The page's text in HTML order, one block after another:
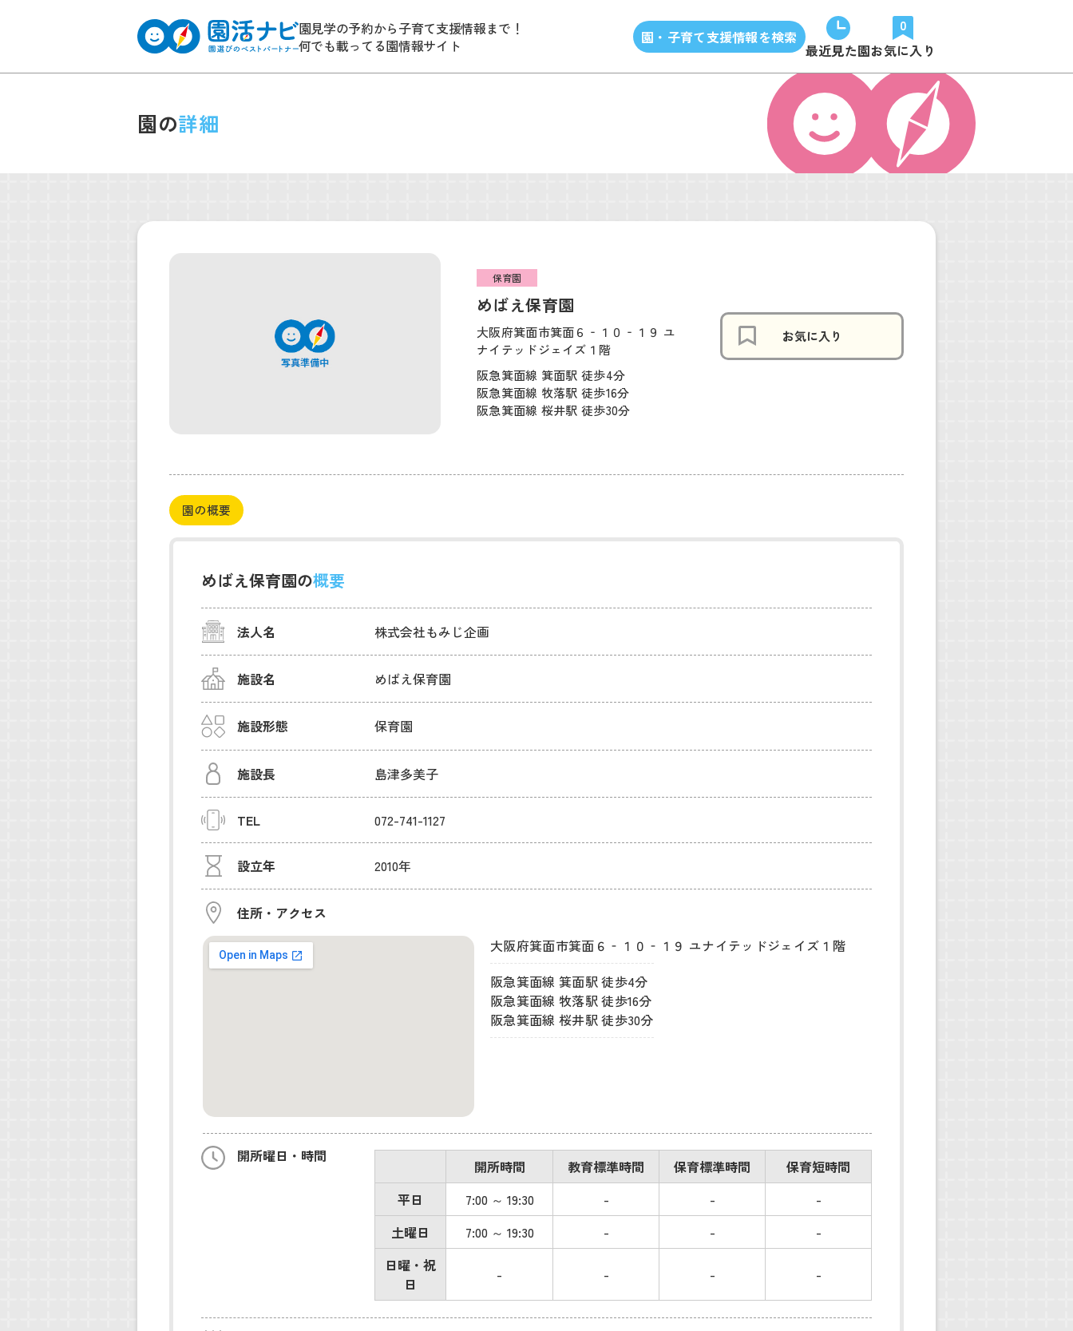
園見学の予約から子育て支援情報まで！
何でも載ってる園情報サイト
園・子育て支援情報を検索
最近見た園
0
お気に入り
園の詳細
めばえ保育園
保育園
大阪府箕面市箕面６‐１０‐１９ ユ
ナイテッドジェイズ１階
阪急箕面線 箕面駅 徒歩4分
阪急箕面線 牧落駅 徒歩16分
阪急箕面線 桜井駅 徒歩30分
お気に入り
園の概要
めばえ保育園の概要
法人名 株式会社もみじ企画
施設名 めばえ保育園
施設形態 保育園
施設長 島津多美子
TEL 072-741-1127
設立年 2010年
住所・アクセス
大阪府箕面市箕面６‐１０‐１９ ユナイテッドジェイズ１階
阪急箕面線 箕面駅 徒歩4分
阪急箕面線 牧落駅 徒歩16分
阪急箕面線 桜井駅 徒歩30分
開所曜日・時間
開所時間 教育標準時間 保育標準時間
保育短時間
平日
7:00 ～ 19:30 - -
-
土曜日
7:00 ～ 19:30 - -
-
日曜・祝
日
- - - -